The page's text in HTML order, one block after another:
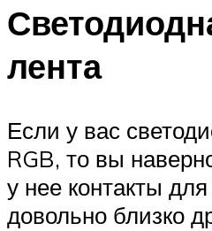
лента
Если у вас
RGB, то вы
у нее контакты
довольно близко